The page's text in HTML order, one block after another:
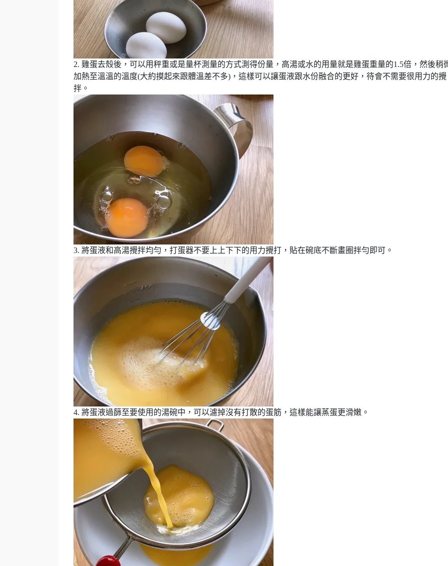
2. 雞蛋去殼後，可以用秤重或是量杯測量的方式測得份量，高湯或水的用量就是雞蛋重量的1.5倍，然後稍
加熱至溫溫的溫度(大約摸起來跟體溫差不多)，這樣可以讓蛋液跟水份融合的更好，待會不需要很用力的攪
拌。
3. 將蛋液和高湯攪拌均勻，打蛋器不要上上下下的用力攪打，貼在碗底不斷畫圈拌勻即可。
4. 將蛋液過篩至要使用的湯碗中，可以濾掉沒有打散的蛋筋，這樣能讓蒸蛋更滑嫩。